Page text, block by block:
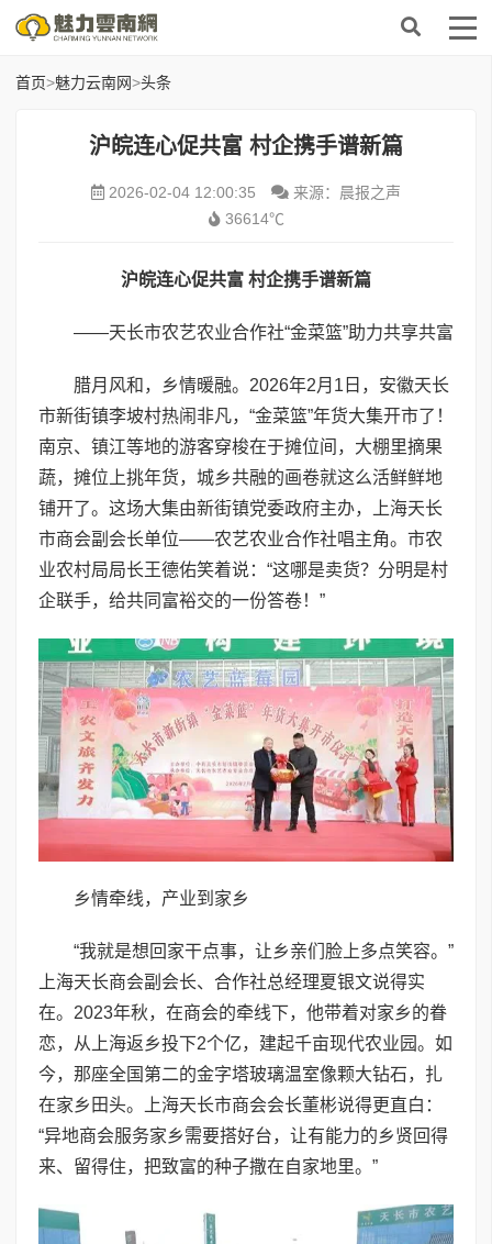
首页>魅力云南网>头条
沪皖连心促共富 村企携手谱新篇
2026-02-04 12:00:35
来源：晨报之声
36614℃
沪皖连心促共富 村企携手谱新篇
——天长市农艺农业合作社“金菜篮”助力共享共富
腊月风和，乡情暖融。2026年2月1日，安徽天长
市新街镇李坡村热闹非凡，“金菜篮”年货大集开市了！
南京、镇江等地的游客穿梭在于摊位间，大棚里摘果
蔬，摊位上挑年货，城乡共融的画卷就这么活鲜鲜地
铺开了。这场大集由新街镇党委政府主办，上海天长
市商会副会长单位——农艺农业合作社唱主角。市农
业农村局局长王德佑笑着说：“这哪是卖货？分明是村
企联手，给共同富裕交的一份答卷！”
乡情牵线，产业到家乡
“我就是想回家干点事，让乡亲们脸上多点笑容。”
上海天长商会副会长、合作社总经理夏银文说得实
在。2023年秋，在商会的牵线下，他带着对家乡的眷
恋，从上海返乡投下2个亿，建起千亩现代农业园。如
今，那座全国第二的金字塔玻璃温室像颗大钻石，扎
在家乡田头。上海天长市商会会长董彬说得更直白：
“异地商会服务家乡需要搭好台，让有能力的乡贤回得
来、留得住，把致富的种子撒在自家地里。”